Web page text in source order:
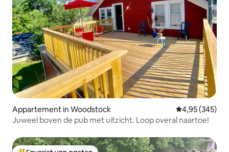
Appartement in Woodstock Gemiddelde
4,95 (345)
Juweel boven de pub met uitzicht. Loop overal naartoe!